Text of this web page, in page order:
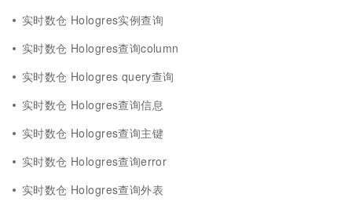
实时数仓 Hologres实例查询
实时数仓 Hologres查询column
实时数仓 Hologres query查询
实时数仓 Hologres查询信息
实时数仓 Hologres查询主键
实时数仓 Hologres查询error
实时数仓 Hologres查询外表